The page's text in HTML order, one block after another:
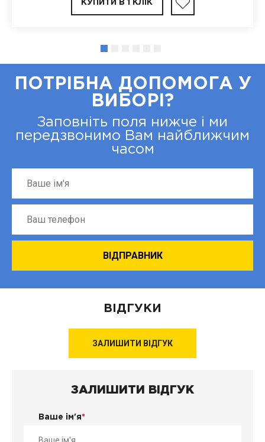
КУПИТИ В 1 КЛІК
ПОТРІБНА ДОПОМОГА У
ВИБОРІ?
Заповніть поля нижче і ми
передзвонимо Вам найближчим
часом
ВІДГУКИ
ЗАЛИШИТИ ВІДГУК
ЗАЛИШИТИ ВІДГУК
Ваше ім'я*